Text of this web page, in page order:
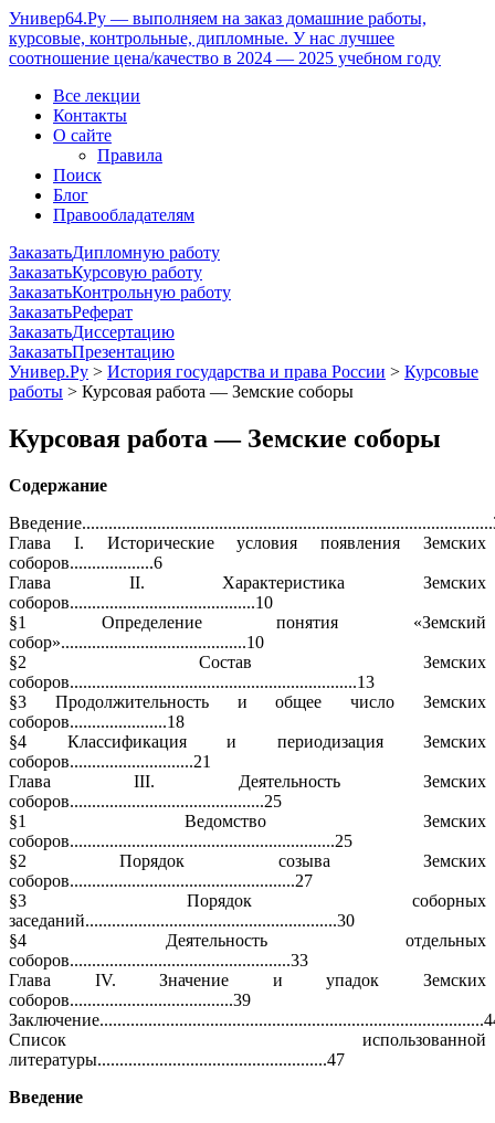
Универ64.Ру — выполняем на заказ домашние работы,
курсовые, контрольные, дипломные. У нас лучшее
соотношение цена/качество в 2024 — 2025 учебном году
Все лекции
Контакты
О сайте
Правила
Поиск
Блог
Правообладателям
ЗаказатьДипломную работу
ЗаказатьКурсовую работу
ЗаказатьКонтрольную работу
ЗаказатьРеферат
ЗаказатьДиссертацию
ЗаказатьПрезентацию
Универ.Ру > История государства и права России > Курсовые
работы > Курсовая работа — Земские соборы
Курсовая работа — Земские соборы
Содержание
Глава I. Исторические условия появления Земских
соборов...................6
Глава II. Характеристика Земских
соборов..........................................10
§1 Определение понятия «Земский
собор»..........................................10
§2 Состав Земских
соборов.................................................................13
§3 Продолжительность и общее число Земских
соборов......................18
§4 Классификация и периодизация Земских
соборов............................21
Глава III. Деятельность Земских
соборов............................................25
§1 Ведомство Земских
соборов............................................................25
§2 Порядок созыва Земских
соборов...................................................27
§3 Порядок соборных
заседаний.........................................................30
§4 Деятельность отдельных
соборов..................................................33
Глава IV. Значение и упадок Земских
соборов.....................................39
Список использованной
литературы....................................................47
Введение